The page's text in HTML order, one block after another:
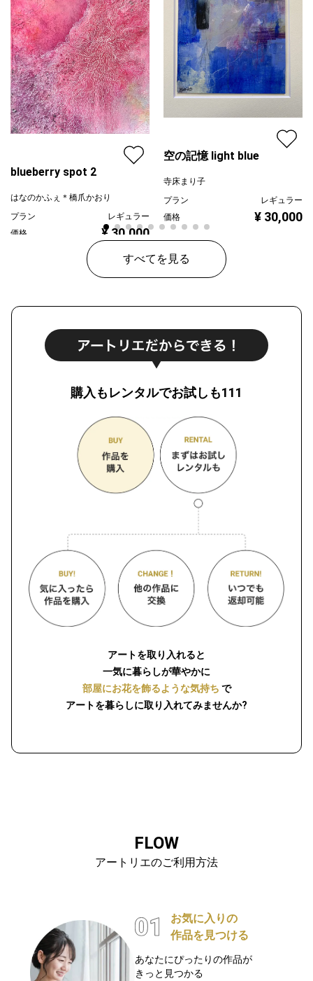
blueberry spot 2
はなのかふぇ＊橋爪かおり
プラン
レギュラー
価格
¥ 30,000
空の記憶 light blue
寺床まり子
プラン
レギュラー
価格
¥ 30,000
すべてを見る
購入もレンタルでお試しも111
アートを取り入れると
一気に暮らしが華やかに
部屋にお花を飾るような気持ち で
アートを暮らしに取り入れてみませんか?
FLOW
アートリエのご利用方法
お気に入りの
作品を見つける
あなたにぴったりの作品が
きっと見つかる